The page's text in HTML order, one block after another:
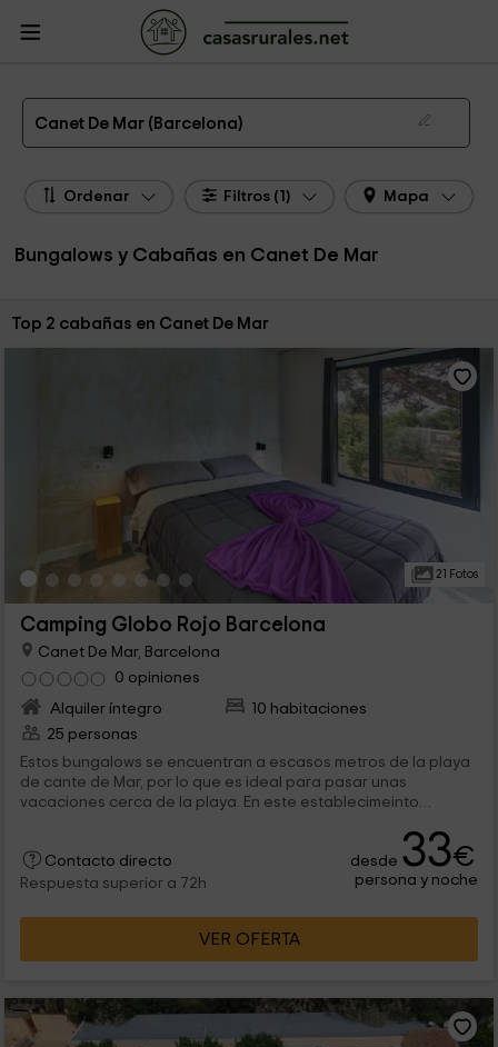
Casas Rurales
Cabañas Cataluña
Bungalows y Cabañas Barcelona
Bungalows y Cabañas
Canet De Mar (Barcelona)
Ordenar Filtros (1) Mapa
Bungalows y Cabañas en Canet De Mar
Ordenar por:
Top 2 cabañas en Canet De Mar
21 Fotos
Camping Globo Rojo Barcelona
Canet De Mar, Barcelona
0 opiniones
Alquiler íntegro
10 habitaciones
25 personas
Estos bungalows se encuentran a escasos metros de la playa
de cante de Mar, por lo que es ideal para pasar unas
vacaciones cerca de la playa. En este establecimeinto
una infantil, una para adultos y otra climatizada; en jacuzzi,
restaurante y bar con amplia terraza. Es un establecimieto
ideal para para familias, grupos de amigos o parejas.
Contacto directo
Respuesta superior a 72h
desde 33€
persona y noche
VER OFERTA